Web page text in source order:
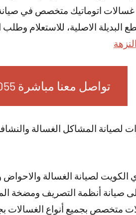
اتوماتيك متخصص في صيانة
البديلة الاصلية، للاستعلام
تواصل معنا مباشرة 98025055
لصيانة المشاكل الغسالة
لصيانة الغسالة والاحواض
صيانة أنظمة التصريف ومضخة
متخصص بجميع أنواع الغسالات